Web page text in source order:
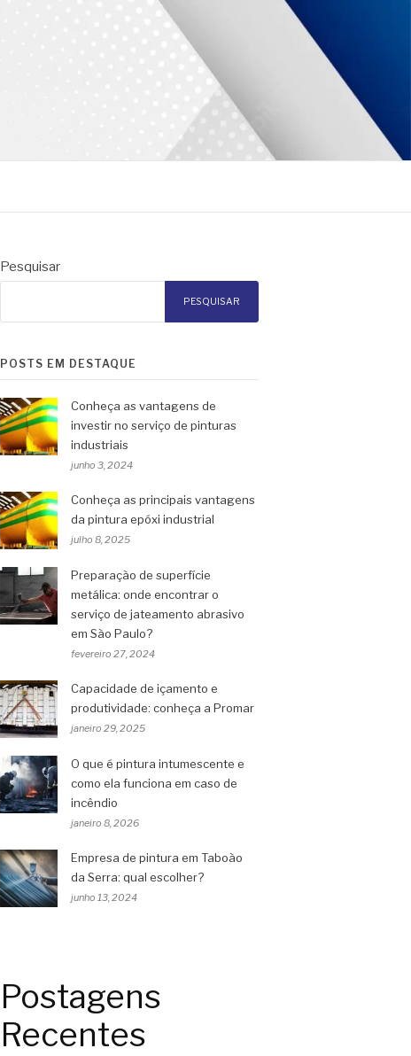
Pesquisar
PESQUISAR
POSTS EM DESTAQUE
Conheça as vantagens de
investir no serviço de pinturas
industriais
junho 3, 2024
Conheça as principais vantagens
da pintura epóxi industrial
julho 8, 2025
Preparação de superfície
metálica: onde encontrar o
serviço de jateamento abrasivo
em São Paulo?
fevereiro 27, 2024
Capacidade de içamento e
produtividade: conheça a Promar
janeiro 29, 2025
O que é pintura intumescente e
como ela funciona em caso de
incêndio
janeiro 8, 2026
Empresa de pintura em Taboão
da Serra: qual escolher?
junho 13, 2024
Postagens
Recentes